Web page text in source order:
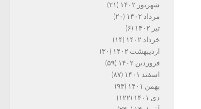
شهریور ۱۴۰۲
(۲۱)
مرداد ۱۴۰۲
(۲۰)
تیر ۱۴۰۲
(۶)
خرداد ۱۴۰۲
(۱۴)
اردیبهشت ۱۴۰۲
(۳۰)
فروردین ۱۴۰۲
(۵۹)
اسفند ۱۴۰۱
(۸۷)
بهمن ۱۴۰۱
(۹۳)
دی ۱۴۰۱
(۱۲۲)